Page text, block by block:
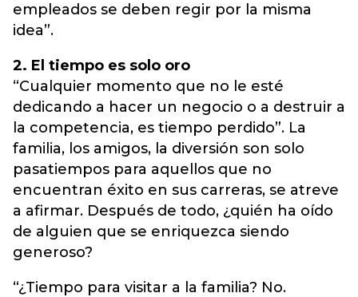
empleados se deben regir por la misma
idea”.
2. El tiempo es solo oro
“Cualquier momento que no le esté
dedicando a hacer un negocio o a destruir a
la competencia, es tiempo perdido”. La
familia, los amigos, la diversión son solo
pasatiempos para aquellos que no
encuentran éxito en sus carreras, se atreve
a afirmar. Después de todo, ¿quién ha oído
de alguien que se enriquezca siendo
generoso?
“¿Tiempo para visitar a la familia? No.